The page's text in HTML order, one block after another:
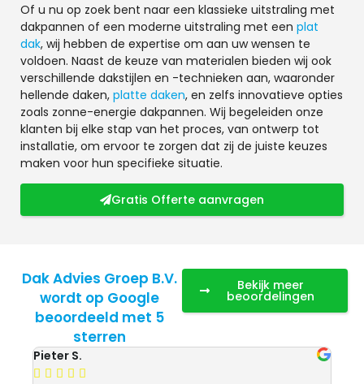
Of u nu op zoek bent naar een klassieke uitstraling met
dakpannen of een moderne uitstraling met een plat
dak, wij hebben de expertise om aan uw wensen te
voldoen. Naast de keuze van materialen bieden wij ook
verschillende dakstijlen en -technieken aan, waaronder
hellende daken, platte daken, en zelfs innovatieve opties
zoals zonne-energie dakpannen. Wij begeleiden onze
klanten bij elke stap van het proces, van ontwerp tot
installatie, om ervoor te zorgen dat zij de juiste keuzes
maken voor hun specifieke situatie.
Gratis Offerte aanvragen
Dak Advies Groep B.V.
wordt op Google
beoordeeld met 5
sterren
Bekijk meer
beoordelingen
Pieter S.
    